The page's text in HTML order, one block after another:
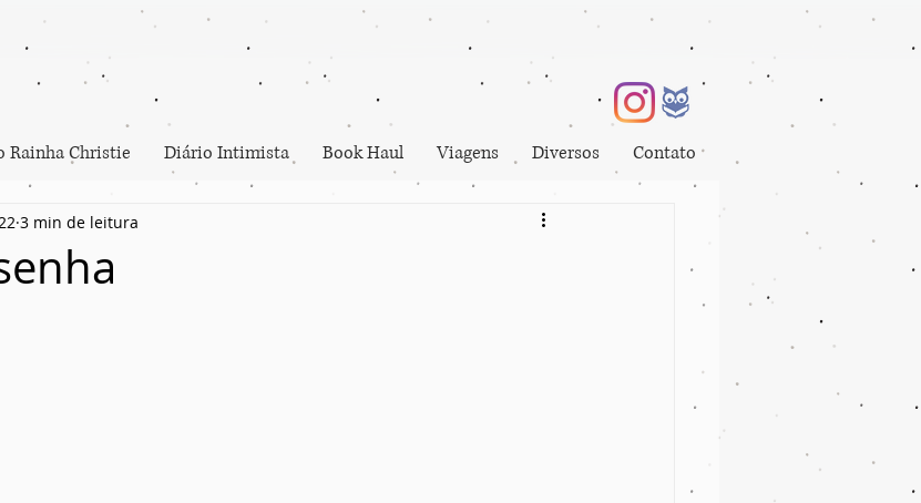
Rainha Christie Diário Intimista Book Haul Viagens Diversos Contato
3 min de leitura